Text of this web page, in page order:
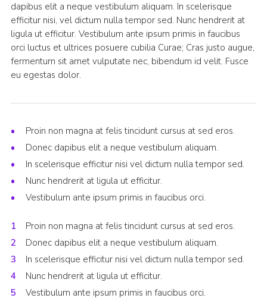
dapibus elit a neque vestibulum aliquam. In scelerisque
efficitur nisi, vel dictum nulla tempor sed. Nunc hendrerit at
ligula ut efficitur. Vestibulum ante ipsum primis in faucibus
orci luctus et ultrices posuere cubilia Curae; Cras justo augue,
fermentum sit amet vulputate nec, bibendum id velit. Fusce
eu egestas dolor.
Proin non magna at felis tincidunt cursus at sed eros.
Donec dapibus elit a neque vestibulum aliquam.
In scelerisque efficitur nisi vel dictum nulla tempor sed.
Nunc hendrerit at ligula ut efficitur.
Vestibulum ante ipsum primis in faucibus orci.
Proin non magna at felis tincidunt cursus at sed eros.
Donec dapibus elit a neque vestibulum aliquam.
In scelerisque efficitur nisi vel dictum nulla tempor sed.
Nunc hendrerit at ligula ut efficitur.
Vestibulum ante ipsum primis in faucibus orci.